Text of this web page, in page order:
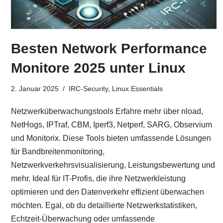
Besten Network Performance
Monitore 2025 unter Linux
2. Januar 2025 IRC-Security, Linux Essentials
Netzwerküberwachungstools Erfahre mehr über nload,
NetHogs, IPTraf, CBM, Iperf3, Netperf, SARG, Observium
und Monitorix. Diese Tools bieten umfassende Lösungen
für Bandbreitenmonitoring,
Netzwerkverkehrsvisualisierung, Leistungsbewertung und
mehr. Ideal für IT-Profis, die ihre Netzwerkleistung
optimieren und den Datenverkehr effizient überwachen
möchten. Egal, ob du detaillierte Netzwerkstatistiken,
Echtzeit-Überwachung oder umfassende